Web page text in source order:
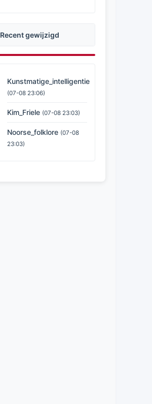
Recent gewijzigd
Kunstmatige_intelligentie
(07-08 23:06)
Kim_Friele (07-08 23:03)
Noorse_folklore (07-08
23:03)